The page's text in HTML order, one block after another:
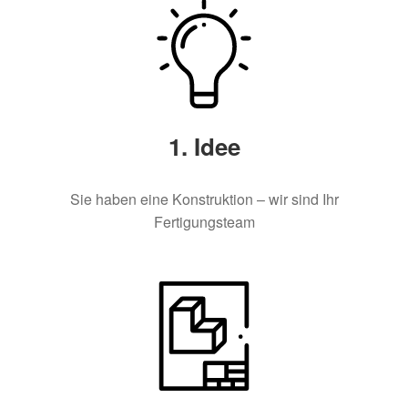
1. Idee
Sie haben eine Konstruktion – wir sind Ihr
Fertigungsteam